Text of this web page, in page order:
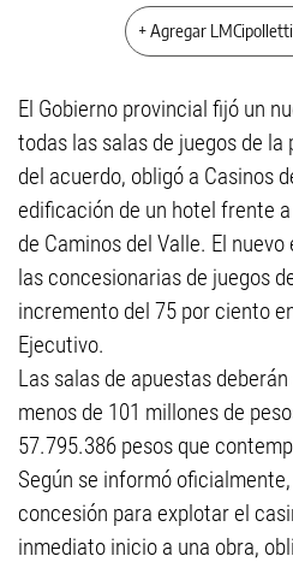
+ Agregar
El Gobierno provincial fijó un
todas las salas de juegos de
del acuerdo, obligó a Casinos
edificación de un hotel frente
de Caminos del Valle. El
las concesionarias de juegos
incremento del 75 por ciento
Ejecutivo.
Las salas de apuestas
menos de 101 millones de
57.795.386 pesos que
Según se informó
concesión para explotar el
inmediato inicio a una obra,